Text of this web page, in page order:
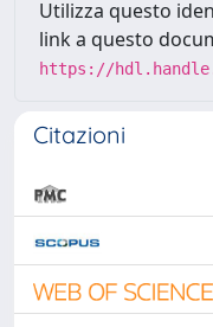
Utilizza questo
link a questo
https://
Citazioni